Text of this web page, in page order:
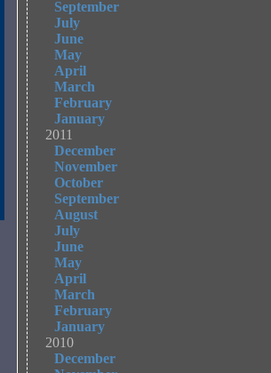
September
July
June
May
April
March
February
January
2011
December
November
October
September
August
July
June
May
April
March
February
January
2010
December